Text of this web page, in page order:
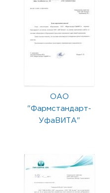
ОАО
"Фармстандарт-
УфаВИТА"